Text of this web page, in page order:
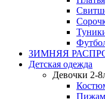
ЗИМНЯЯ
Детская одежда
Девочки 2-